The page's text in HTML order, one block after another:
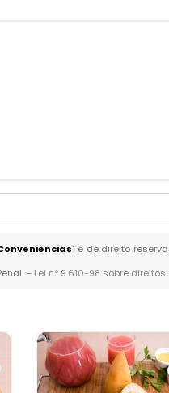
" é de direito
– Lei n° 9.610-98 sobre